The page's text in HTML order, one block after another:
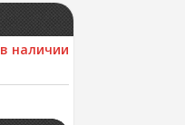
в наличии